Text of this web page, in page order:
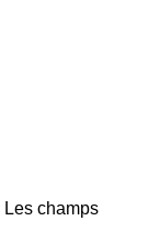
Les champs